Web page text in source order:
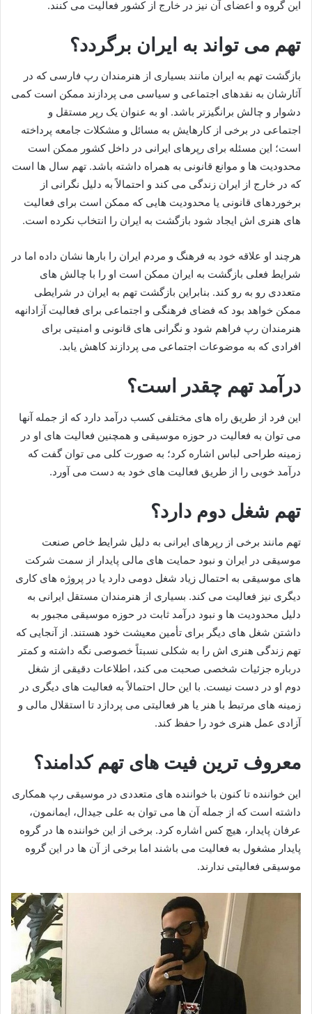
این گروه و اعضای آن نیز در خارج از کشور فعالیت می کنند.
تهم می تواند به ایران برگردد؟
بازگشت تهم به ایران مانند بسیاری از هنرمندان رپ فارسی که در
آثارشان به نقدهای اجتماعی و سیاسی می‌ پردازند ممکن است کمی
دشوار و چالش برانگیزتر باشد. او به عنوان یک رپر مستقل و
اجتماعی در برخی از کارهایش به مسائل و مشکلات جامعه پرداخته
است؛ این مسئله برای رپرهای ایرانی در داخل کشور ممکن است
محدودیت‌ ها و موانع قانونی به همراه داشته باشد. تهم سال‌ ها است
که در خارج از ایران زندگی می‌ کند و احتمالاً به دلیل نگرانی از
برخوردهای قانونی یا محدودیت‌ هایی که ممکن است برای فعالیت‌
های هنری‌ اش ایجاد شود بازگشت به ایران را انتخاب نکرده است.
هرچند او علاقه خود به فرهنگ و مردم ایران را بارها نشان داده اما در
شرایط فعلی بازگشت به ایران ممکن است او را با چالش‌ های
متعددی رو به‌ رو کند. بنابراین بازگشت تهم به ایران در شرایطی
ممکن خواهد بود که فضای فرهنگی و اجتماعی برای فعالیت آزادانهه
هنرمندان رپ فراهم شود و نگرانی‌ های قانونی و امنیتی برای
افرادی که به موضوعات اجتماعی می‌ پردازند کاهش یابد.
درآمد تهم چقدر است؟
این فرد از طریق راه‌ های مختلفی کسب درآمد دارد که از جمله آنها
می‌ توان به فعالیت در حوزه موسیقی و همچنین فعالیت‌ های او در
زمینه طراحی لباس اشاره کرد؛ به صورت کلی می توان گفت که
درآمد خوبی را از طریق فعالیت های خود به دست می آورد.
تهم شغل دوم دارد؟
تهم مانند برخی از رپرهای ایرانی به دلیل شرایط خاص صنعت
موسیقی در ایران و نبود حمایت‌ های مالی پایدار از سمت شرکت‌
های موسیقی به احتمال زیاد شغل دومی دارد یا در پروژه‌ های کاری
دیگری نیز فعالیت می‌ کند. بسیاری از هنرمندان مستقل ایرانی به
دلیل محدودیت‌ ها و نبود درآمد ثابت در حوزه موسیقی مجبور به
داشتن شغل‌ های دیگر برای تأمین معیشت خود هستند. از آنجایی که
تهم زندگی هنری‌ اش را به شکلی نسبتاً خصوصی نگه داشته و کمتر
درباره جزئیات شخصی صحبت می‌ کند، اطلاعات دقیقی از شغل
دوم او در دست نیست. با این حال احتمالاً به فعالیت‌ های دیگری در
زمینه‌ های مرتبط با هنر یا هر فعالیتی می‌ پردازد تا استقلال مالی و
آزادی عمل هنری خود را حفظ کند.
معروف ترین فیت های تهم کدامند؟
این خواننده تا کنون با خواننده های متعددی در موسیقی رپ همکاری
داشته است که از جمله آن ها می توان به علی جیدال، ایمانمون،
عرفان پایدار، هیچ کس اشاره کرد. برخی از این خواننده ها در گروه
پایدار مشغول به فعالیت می باشند اما برخی از آن ها در این گروه
موسیقی فعالیتی ندارند.